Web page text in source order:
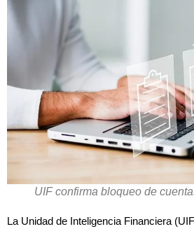
UIF confirma bloqueo de
La Unidad de Inteligencia Financiera